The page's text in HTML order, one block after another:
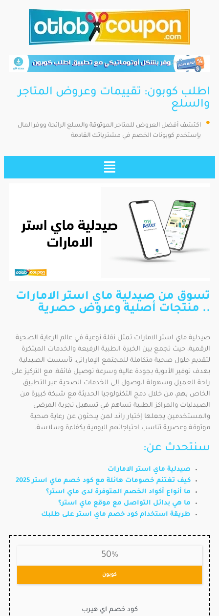
اطلب كوبون: تقييمات وعروض المتاجر
والسلع
اكتشف أفضل العروض للمتاجر الموثوقة والسلع الرائجة ووفر المال
بإستخدم كوبونات الخصم في مشترياتك القادمة
تسوق من صيدلية ماي استر الامارات
.. منتجات أصلية وعروض حصرية
صيدلية ماي استر الامارات تمثل نقلة نوعية في عالم الرعاية الصحية
الرقمية، حيث تجمع بين الخبرة الطبية الرفيعة والخدمات المبتكرة
لتقديم حلول صحية متكاملة للمجتمع الإماراتي، تأسست الصيدلية
بهدف توفير الأدوية بجودة عالية وسرعة توصيل فائقة، مع التركيز على
راحة العميل وسهولة الوصول إلى الخدمات الصحية عبر التطبيق
الخاص بهم، من خلال دمج التكنولوجيا الحديثة مع شبكة كبيرة من
الصيدليات والمراكز الطبية تساهم في تسهيل تجربة المرضى
والمستخدمين يجعلها إختيار رائد لمن يبحثون عن رعاية صحية
موثوقة وعصرية تناسب احتياجاتهم اليومية بكفاءة وسلاسة.
سنتحدث عن:
صيدلية ماي استر الامارات
كيف تغتنم خصومات هائلة مع كود خصم ماي استر 2025
ما أنواع أكواد الخصم المتوفرة لدى ماي استر؟
ما هي بدائل التواصل مع موقع ماي استر؟
طريقة استخدام كود خصم ماي استر على طلبك
50%
كوبون
كود خصم اي هيرب